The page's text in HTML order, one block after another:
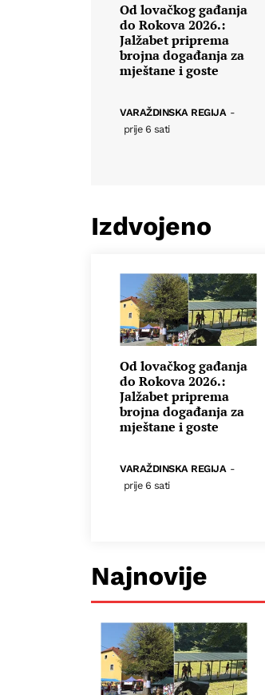
Od lovačkog gađanja
do Rokova 2026.:
Jalžabet priprema
brojna događanja za
mještane i goste
VARAŽDINSKA REGIJA -
prije 6 sati
Izdvojeno
Od lovačkog gađanja
do Rokova 2026.:
Jalžabet priprema
brojna događanja za
mještane i goste
VARAŽDINSKA REGIJA -
prije 6 sati
Najnovije